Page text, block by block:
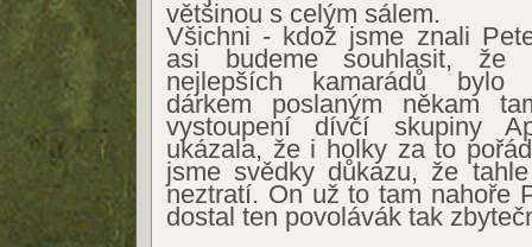
většinou s celým sálem.
Všichni - kdož jsme znali
asi budeme souhlasit, že
nejlepších kamarádů bylo
dárkem poslaným někam
vystoupení dívčí skupiny
ukázala, že i holky za to
jsme svědky důkazu, že
neztratí. On už to tam nahoře
dostal ten povolávák tak